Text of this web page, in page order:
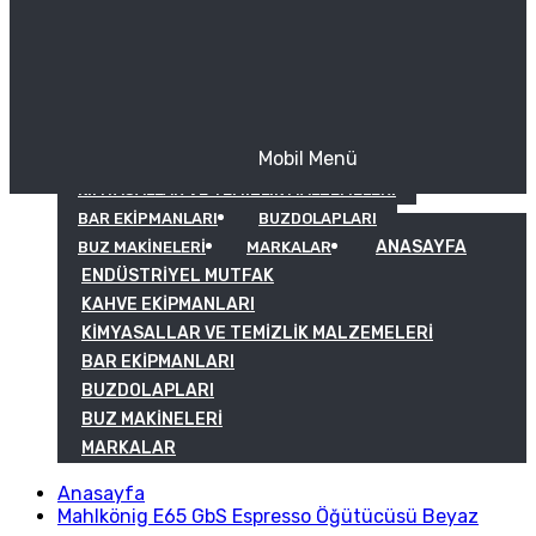
KIMYASALLAR VE TEMIZLIK MALZEMELERI
BAR EKIPMANLARI
BUZDOLAPLARI
BUZ MAKINELERI
MARKALAR
Mobil Menü
ANASAYFA
ENDÜSTRIYEL MUTFAK
KAHVE EKIPMANLARI
KIMYASALLAR VE TEMIZLIK MALZEMELERI
BAR EKIPMANLARI
BUZDOLAPLARI
BUZ MAKINELERI
MARKALAR
Anasayfa
Mahlkönig E65 GbS Espresso Öğütücüsü Beyaz